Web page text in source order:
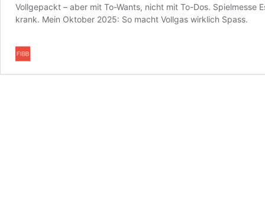
Vollgepackt – aber mit To-Wants, nicht mit To-Dos.
krank. Mein Oktober 2025: So macht Vollgas wirklich Spass.